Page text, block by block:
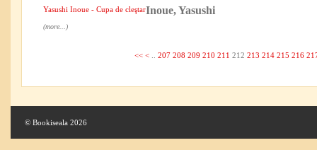
Inoue, Yasushi
Yasushi Inoue - Cupa de cleştar
(more...)
<< <.. 207 208 209 210 211 212 213 214 215 216
© Bookiseala 2026